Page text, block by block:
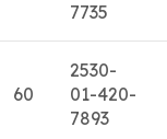
7735
60
2530-
01-420-
7893